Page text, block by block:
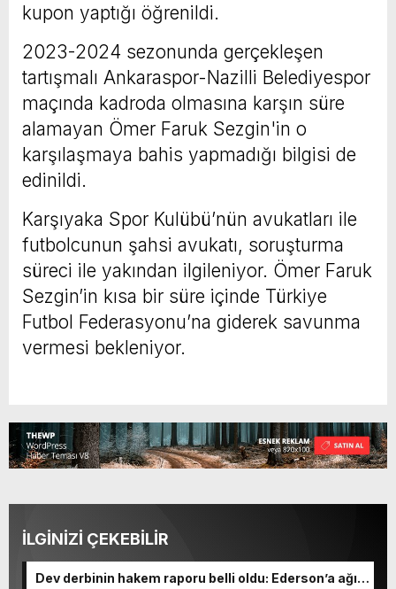
kupon yaptığı öğrenildi.
2023-2024 sezonunda gerçekleşen
tartışmalı Ankaraspor-Nazilli Belediyespor
maçında kadroda olmasına karşın süre
alamayan Ömer Faruk Sezgin'in o
karşılaşmaya bahis yapmadığı bilgisi de
edinildi.
Karşıyaka Spor Kulübü’nün avukatları ile
futbolcunun şahsi avukatı, soruşturma
süreci ile yakından ilgileniyor. Ömer Faruk
Sezgin’in kısa bir süre içinde Türkiye
Futbol Federasyonu’na giderek savunma
vermesi bekleniyor.
İLGİNİZİ ÇEKEBİLİR
Dev derbinin hakem raporu belli oldu: Ederson’a ağır